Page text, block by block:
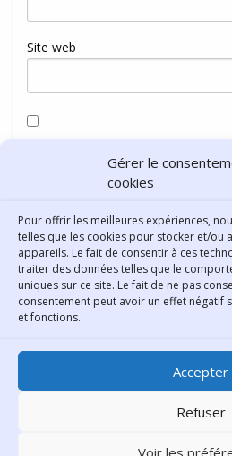
Gérer le
cookies
Pour offrir les meilleures expériences,
telles que les cookies pour stocker et/ou
appareils. Le fait de consentir à ces
traiter des données telles que le
uniques sur ce site. Le fait de ne pas
consentement peut avoir un effet négatif
et fonctions.
Accepter
Refuser
Voir les
Site web
navigateur pour mon prochain
Lyon
30